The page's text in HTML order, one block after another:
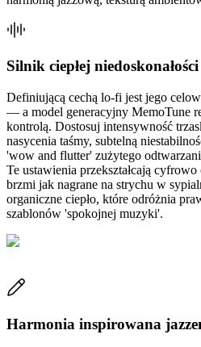
Silnik ciepłej niedoskonałości
Definiującą cechą lo-fi jest jego
— a model generacyjny MemoTune
kontrolą. Dostosuj intensywność
nasycenia taśmy, subtelną
'wow and flutter' zużytego
Te ustawienia przekształcają
brzmi jak nagrane na strychu w
organiczne ciepło, które odróżnia
szablonów 'spokojnej muzyki'.
Harmonia inspirowana